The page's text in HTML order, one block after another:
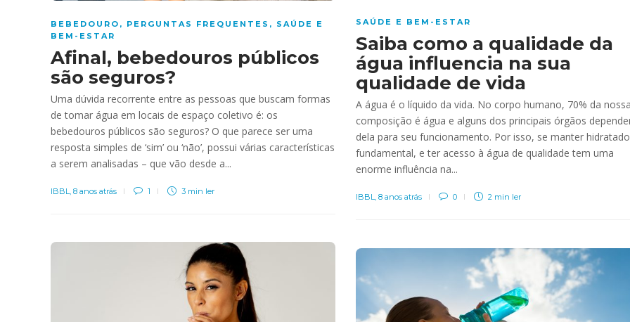
BEBEDOURO , PERGUNTAS FREQUENTES , SAÚDE E
BEM-ESTAR
Afinal, bebedouros públicos
são seguros?
Uma dúvida recorrente entre as pessoas que buscam formas
de tomar água em locais de espaço coletivo é: os
bebedouros públicos são seguros? O que parece ser uma
resposta simples de ‘sim’ ou ‘não’, possui várias características
a serem analisadas – que vão desde a...
IBBL 8 anos atrás 1 3 min ler
SAÚDE E BEM-ESTAR
Saiba como a qualidade da
água influencia na sua
qualidade de vida
A água é o líquido da vida. No corpo humano, 70% da
composição é água e alguns dos principais órgãos
dela para seu funcionamento. Por isso, se manter
fundamental, e ter acesso à água de qualidade tem uma
enorme influência na...
IBBL, 8 anos atrás 0 2 min ler